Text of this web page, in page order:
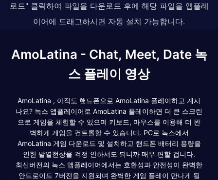
로드" 클릭하여 파일을 다운로드 후에 해당 파일을 앱플레
이어에 드래그하시면 자동 설치 가능합니다.
AmoLatina - Chat, Meet, Date 녹
스 플레이 영상
AmoLatina , 아직도 핸드폰으로 AmoLatina 플레이하고 계시
나요? 녹스 앱플레이어로 AmoLatina 플레이하면 더 큰 스크린
으로 게임을 체험할 수 있으며 키보드, 마우스를 이용해 더 완
벽하게 게임을 컨트롤할 수 있습니다. PC로 녹스에서
AmoLatina 게임 다운로드 및 설치하고 핸드폰 배터리 용량을
인한 발열현상을 걱정 안하셔도 되니까 매우 편할 겁니다.
최신버전의 녹스 앱플레이어에서는 호환성과 안전성이 완벽한
안드로이드 7버전을 지원되며 완벽한 게임 플레이 만나게 될